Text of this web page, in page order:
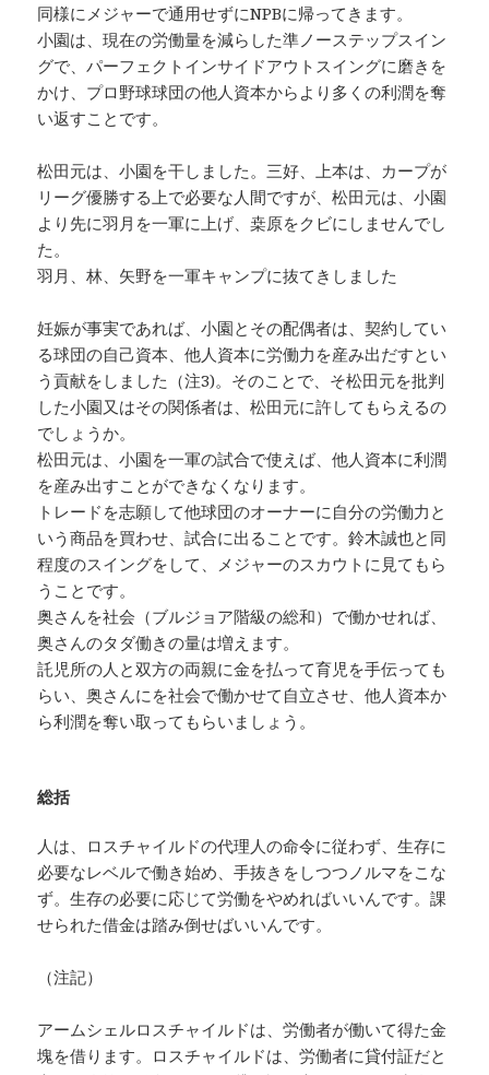
同様にメジャーで通用せずにNPBに帰ってきます。
小園は、現在の労働量を減らした準ノーステップスイン
グで、パーフェクトインサイドアウトスイングに磨きを
かけ、プロ野球球団の他人資本からより多くの利潤を奪
い返すことです。
松田元は、小園を干しました。三好、上本は、カープが
リーグ優勝する上で必要な人間ですが、松田元は、小園
より先に羽月を一軍に上げ、桒原をクビにしませんでし
た。
羽月、林、矢野を一軍キャンプに抜てきしました
妊娠が事実であれば、小園とその配偶者は、契約してい
る球団の自己資本、他人資本に労働力を産み出だすとい
う貢献をしました（注3)。そのことで、そ松田元を批判
した小園又はその関係者は、松田元に許してもらえるの
でしょうか。
松田元は、小園を一軍の試合で使えば、他人資本に利潤
を産み出すことができなくなります。
トレードを志願して他球団のオーナーに自分の労働力と
いう商品を買わせ、試合に出ることです。鈴木誠也と同
程度のスイングをして、メジャーのスカウトに見てもら
うことです。
奥さんを社会（ブルジョア階級の総和）で働かせれば、
奥さんのタダ働きの量は増えます。
託児所の人と双方の両親に金を払って育児を手伝っても
らい、奥さんにを社会で働かせて自立させ、他人資本か
ら利潤を奪い取ってもらいましょう。
総括
人は、ロスチャイルドの代理人の命令に従わず、生存に
必要なレベルで働き始め、手抜きをしつつノルマをこな
ず。生存の必要に応じて労働をやめればいいんです。課
せられた借金は踏み倒せばいいんです。
（注記）
アームシェルロスチャイルドは、労働者が働いて得た金
塊を借ります。ロスチャイルドは、労働者に貸付証だと